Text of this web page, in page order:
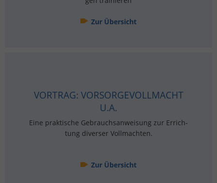
Zur Über­sicht
VOR­TRAG: VOR­SOR­GE­VOLL­MACHT
U.A.
Eine prak­ti­sche Ge­brauchs­an­wei­sung zur Er­rich­
tung di­ver­ser Voll­mach­ten.
Zur Über­sicht